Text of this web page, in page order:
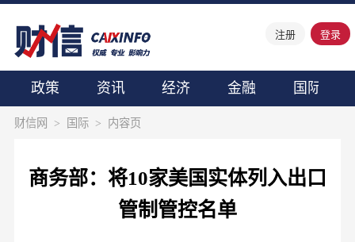
注册 登录
政策 资讯 经济 金融 国际
财信网 > 国际> 内容页
商务部：将10家美国实体列入出口
管制管控名单